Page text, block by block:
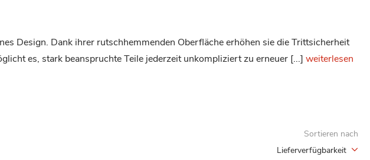
Design. Dank ihrer rutschhemmenden Oberfläche erhöhen sie die Trittsicherheit
es, stark beanspruchte Teile jederzeit unkompliziert zu erneuer [...] weiterlesen
Sortieren nach
Lieferverfügbarkeit